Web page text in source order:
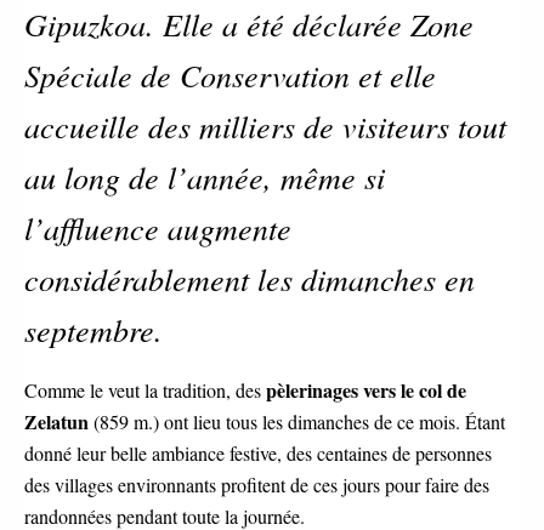
Gipuzkoa. Elle a été déclarée Zone
Spéciale de Conservation et elle
accueille des milliers de visiteurs tout
au long de l’année, même si
l’affluence augmente
considérablement les dimanches en
septembre.
Comme le veut la tradition, despèlerinages vers le col de
Zelatun(859 m.) ont lieu tous les dimanches de ce mois. Étant
donné leur belle ambiance festive, des centaines de personnes
des villages environnants profitent de ces jours pour faire des
randonnées pendant toute la journée.